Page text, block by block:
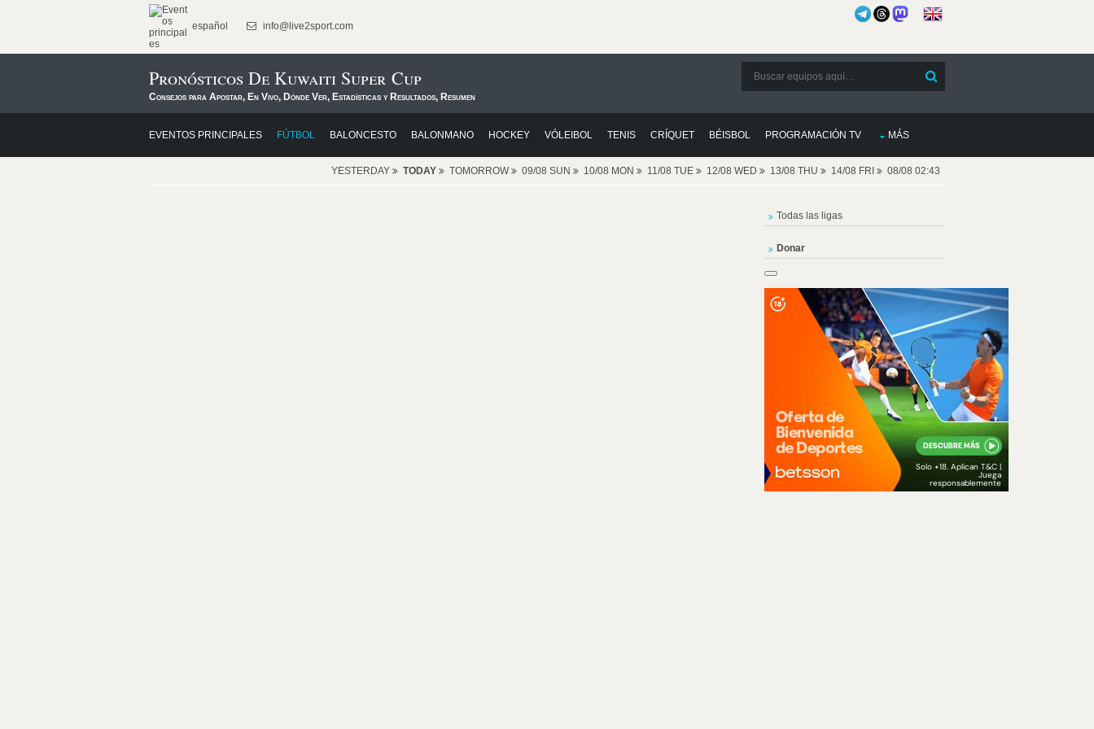
español info@live2sport.com
Pronósticos De Kuwaiti Super Cup
Consejos para Apostar, En Vivo, Dónde Ver, Estadísticas y Resultados, Resumen
EVENTOS PRINCIPALES FÚTBOL BALONCESTO BALONMANO HOCKEY VÓLEIBOL TENIS CRÍQUET BÉISBOL PROGRAMACIÓN TV MÁS
YESTERDAY TODAY TOMORROW 09/08 SUN 10/08 MON 11/08 TUE 12/08 WED 13/08 THU 14/08 FRI 08/08 02:43
Todas las ligas
Donar